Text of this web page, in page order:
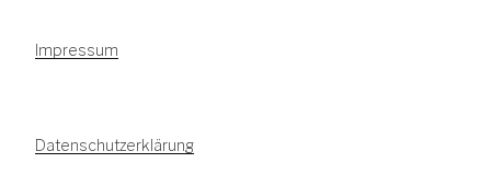
Impressum
Datenschutzerklärung